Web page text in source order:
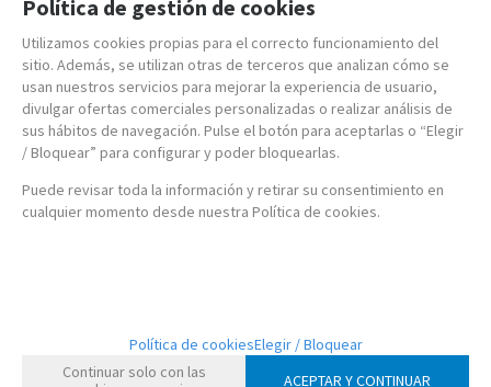
FK24545
FUNKO POP!
13,95
Política de gestión de cookies
Utilizamos cookies propias para el correcto funcionamiento del
sitio. Además, se utilizan otras de terceros que analizan cómo se
usan nuestros servicios para mejorar la experiencia de usuario,
divulgar ofertas comerciales personalizadas o realizar análisis de
sus hábitos de navegación. Pulse el botón para aceptarlas o “Elegir
/ Bloquear” para configurar y poder bloquearlas.
Puede revisar toda la información y retirar su consentimiento en
cualquier momento desde nuestra Política de cookies.
Política de cookiesElegir / Bloquear
Continuar solo con las
ACEPTAR Y CONTINUAR